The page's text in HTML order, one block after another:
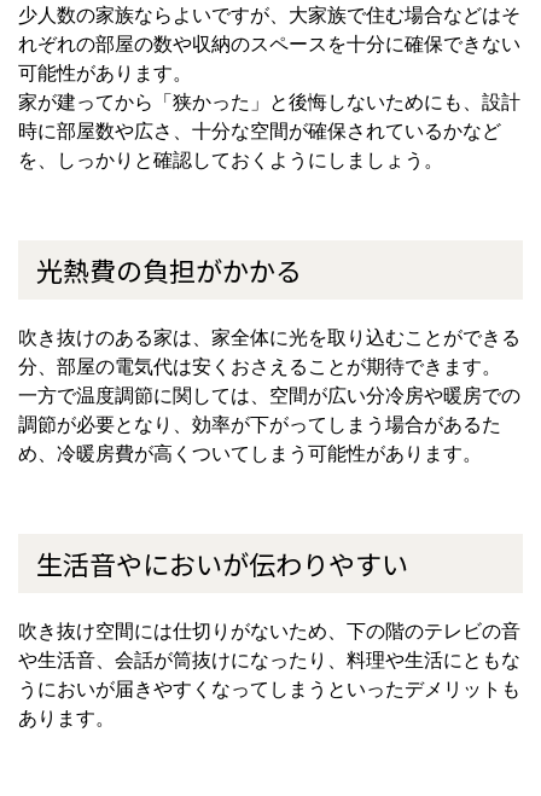
少人数の家族ならよいですが、大家族で住む場合などはそ
れぞれの部屋の数や収納のスペースを十分に確保できない
可能性があります。
家が建ってから「狭かった」と後悔しないためにも、設計
時に部屋数や広さ、十分な空間が確保されているかなど
を、しっかりと確認しておくようにしましょう。
光熱費の負担がかかる
吹き抜けのある家は、家全体に光を取り込むことができる
分、部屋の電気代は安くおさえることが期待できます。
一方で温度調節に関しては、空間が広い分冷房や暖房での
調節が必要となり、効率が下がってしまう場合があるた
め、冷暖房費が高くついてしまう可能性があります。
生活音やにおいが伝わりやすい
吹き抜け空間には仕切りがないため、下の階のテレビの音
や生活音、会話が筒抜けになったり、料理や生活にともな
うにおいが届きやすくなってしまうといったデメリットも
あります。